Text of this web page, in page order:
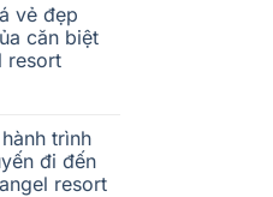
vẻ đẹp
căn biệt
resort
trình
đi đến
resort